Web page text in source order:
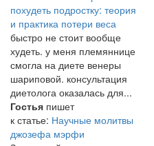
похудеть подростку: теория
и практика потери веса
быстро не стоит вообще
худеть. у меня племяннице
смогла на диете венеры
шариповой. консультация
диетолога оказалась для...
Гостья пишет
к статье: Научные молитвы
джозефа мэрфи